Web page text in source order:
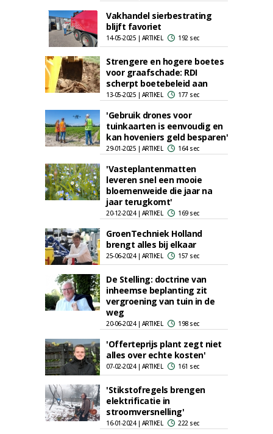
Vakhandel sierbestrating
blijft favoriet
14-05-2025 | ARTIKEL 192 sec
Strengere en hogere boetes
voor graafschade: RDI
scherpt boetebeleid aan
13-05-2025 | ARTIKEL 177 sec
'Gebruik drones voor
tuinkaarten is eenvoudig en
kan hoveniers geld besparen'
29-01-2025 | ARTIKEL 164 sec
'Vasteplantenmatten
leveren snel een mooie
bloemenweide die jaar na
jaar terugkomt'
20-12-2024 | ARTIKEL 169 sec
GroenTechniek Holland
brengt alles bij elkaar
25-06-2024 | ARTIKEL 157 sec
De Stelling: doctrine van
inheemse beplanting zit
vergroening van tuin in de
weg
20-06-2024 | ARTIKEL 198 sec
'Offerteprijs plant zegt niet
alles over echte kosten'
07-02-2024 | ARTIKEL 161 sec
'Stikstofregels brengen
elektrificatie in
stroomversnelling'
16-01-2024 | ARTIKEL 222 sec